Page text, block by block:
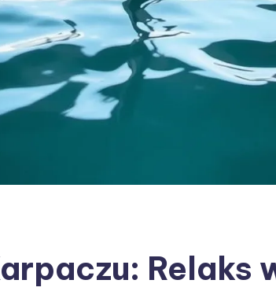
Relaks